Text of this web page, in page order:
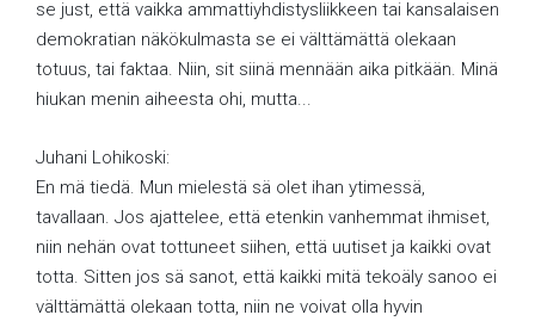
se just, että vaikka ammattiyhdistysliikkeen tai kansalaisen
demokratian näkökulmasta se ei välttämättä olekaan
totuus, tai faktaa. Niin, sit siinä mennään aika pitkään. Minä
hiukan menin aiheesta ohi, mutta...
Juhani Lohikoski:
En mä tiedä. Mun mielestä sä olet ihan ytimessä,
tavallaan. Jos ajattelee, että etenkin vanhemmat ihmiset,
niin nehän ovat tottuneet siihen, että uutiset ja kaikki ovat
totta. Sitten jos sä sanot, että kaikki mitä tekoäly sanoo ei
välttämättä olekaan totta, niin ne voivat olla hyvin